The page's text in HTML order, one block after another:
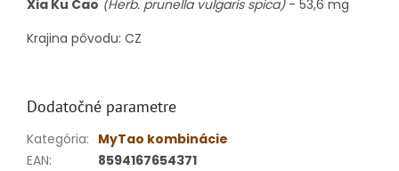
Xia Ku Cao (Herb. prunella vulgaris spica)- 53,6 mg
Krajina pôvodu: CZ
Dodatočné parametre
Kategória: MyTao kombinácie
EAN:
8594167654371